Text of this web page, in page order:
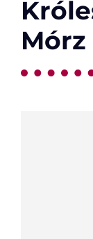
Mórz